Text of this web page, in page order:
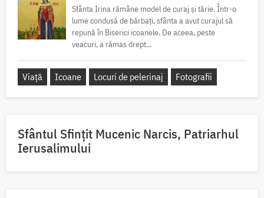
Sfânta Irina rămâne model de curaj și tărie. Într-o
lume condusă de bărbați, sfânta a avut curajul să
repună în Biserici icoanele. De aceea, peste
veacuri, a rămas drept...
Viață Icoane Locuri de pelerinaj Fotografii
Sfântul Sfinţit Mucenic Narcis, Patriarhul
Ierusalimului